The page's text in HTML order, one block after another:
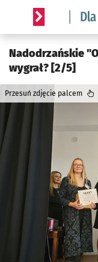
Serwis
Nadodrzańskie
wygrał? [2/5]
Przesuń zdjęcie palcem